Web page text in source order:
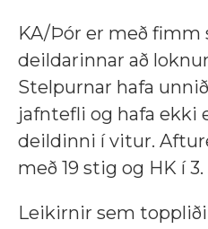
KA/Þór er með
deildarinnar að
Stelpurnar hafa
jafntefli og hafa ekki
deildinni í vitur.
með 19 stig og HK í
Leikirnir sem